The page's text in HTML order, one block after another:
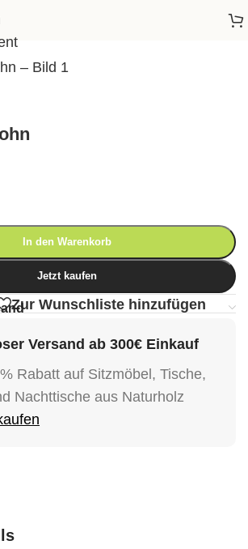
>
Vergrößern
In den Warenkorb
Jetzt kaufen
Zur Wunschliste hinzufügen
Versand ab 300€ Einkauf
Rabatt auf Sitzmöbel, Tische,
Nachttische aus Naturholz